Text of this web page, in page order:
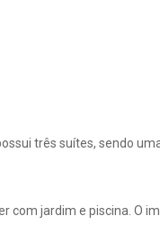
três suítes, sendo
com jardim e piscina. O